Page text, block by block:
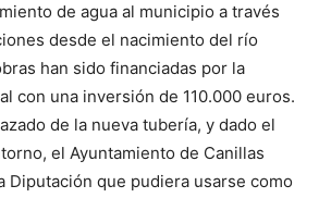
de agua al municipio a través
desde el nacimiento del río
han sido financiadas por la
con una inversión de 110.000 euros.
de la nueva tubería, y dado el
el Ayuntamiento de Canillas
Diputación que pudiera usarse como